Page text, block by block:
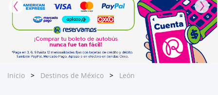
Inicio Destinos de México León